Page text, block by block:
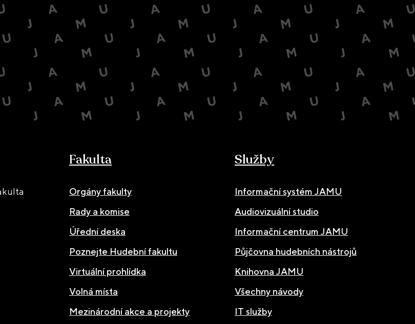
Fakulta
Orgány fakulty
Rady a komise
Úřední deska
Poznejte Hudební fakultu
Virtuální prohlídka
Volná místa
Mezinárodní akce a projekty
Služby
Informační systém JAMU
Audiovizuální studio
Informační centrum JAMU
Půjčovna hudebních nástrojů
Knihovna JAMU
Všechny návody
IT služby